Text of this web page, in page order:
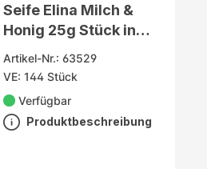
Seife Elina Milch &
Honig 25g Stück in
Folie
Artikel-Nr.: 63529
VE: 144 Stück
Verfügbar
Produktbeschreibung